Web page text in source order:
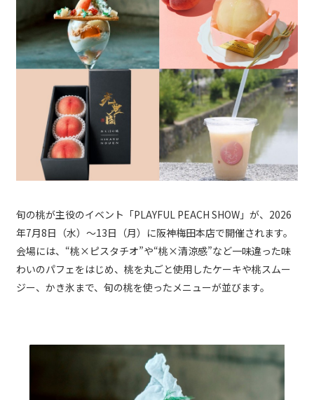
旬の桃が主役のイベント「PLAYFUL PEACH SHOW」が、2026
年7月8日（水）～13日（月）に阪神梅田本店で開催されます。
会場には、“桃×ピスタチオ”や“桃×清涼感”など一味違った味
わいのパフェをはじめ、桃を丸ごと使用したケーキや桃スムー
ジー、かき氷まで、旬の桃を使ったメニューが並びます。